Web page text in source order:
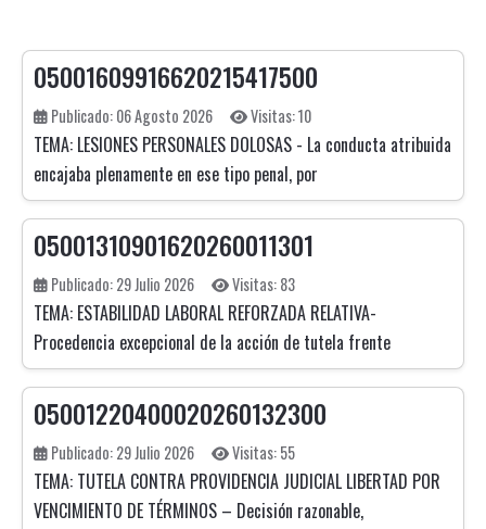
05001609916620215417500
Publicado: 06 Agosto 2026 Visitas: 10
TEMA: LESIONES PERSONALES DOLOSAS - La conducta atribuida
encajaba plenamente en ese tipo penal, por
05001310901620260011301
Publicado: 29 Julio 2026 Visitas: 83
TEMA: ESTABILIDAD LABORAL REFORZADA RELATIVA-
Procedencia excepcional de la acción de tutela frente
05001220400020260132300
Publicado: 29 Julio 2026 Visitas: 55
TEMA: TUTELA CONTRA PROVIDENCIA JUDICIAL LIBERTAD POR
VENCIMIENTO DE TÉRMINOS – Decisión razonable,